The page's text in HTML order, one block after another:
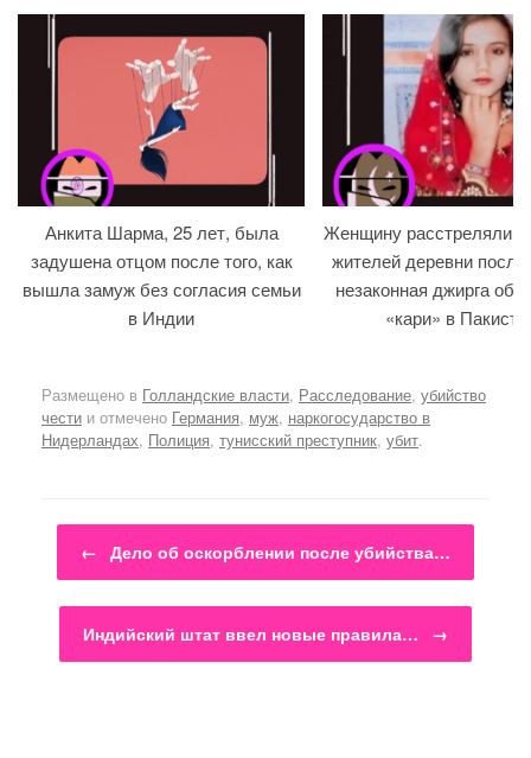
Анкита Шарма, 25 лет, была
задушена отцом после того, как
вышла замуж без согласия семьи
в Индии
Женщину расстреляли
жителей деревни после
незаконная джирга
«кари» в
Размещено в Голландские власти, Расследование, убийство
чести и отмечено Германия, муж, наркогосударство в
Нидерландах, Полиция, тунисский преступник, убит.
Навигация по записям
← Дело об оскорблении после убийства…
Индийский штат ввел новые правила… →